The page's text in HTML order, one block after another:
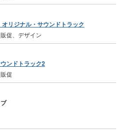
リジナル・サウンドトラック
促、デザイン
ンドトラック2
促